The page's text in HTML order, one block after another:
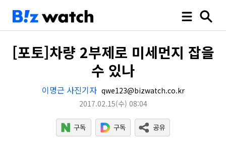
[포토]차량 2부제로 미세먼지 잡을
수 있나
이명근 사진기자 qwe123@bizwatch.co.kr
2017.02.15(수) 08:04